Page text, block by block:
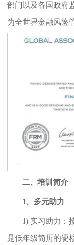
部门以及各国政府
为全世界金融风险
二、培训简介
1、多元助力
1) 实习助力：
是低年级简历的硬